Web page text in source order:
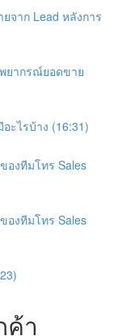
จาก Lead หลังการ
ยากรณ์ยอดขาย
ะไรบ้าง (16:31)
องทีมโทร Sales
องทีมโทร Sales
ค้า